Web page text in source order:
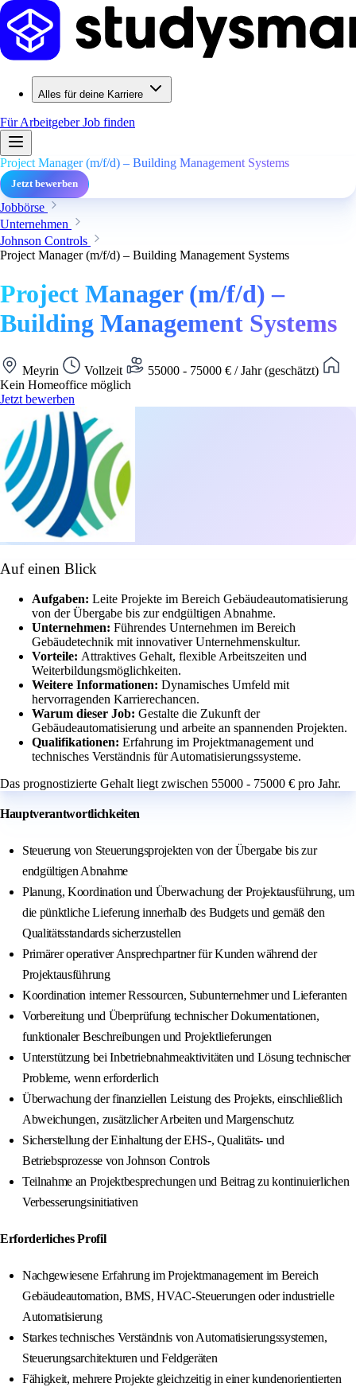
Alles für deine Karriere
Für ArbeitgeberJob finden
Project Manager (m/f/d) – Building Management Systems
Jetzt bewerben
Jobbörse
Unternehmen
Johnson Controls
Project Manager (m/f/d) – Building Management Systems
Project Manager (m/f/d) –
Building Management Systems
Meyrin Vollzeit
55000 - 75000 € / Jahr (geschätzt)
Kein Homeoffice möglich
Jetzt bewerben
Auf einen Blick
Aufgaben: Leite Projekte im Bereich Gebäudeautomatisierung
von der Übergabe bis zur endgültigen Abnahme.
Unternehmen: Führendes Unternehmen im Bereich
Gebäudetechnik mit innovativer Unternehmenskultur.
Vorteile: Attraktives Gehalt, flexible Arbeitszeiten und
Weiterbildungsmöglichkeiten.
Weitere Informationen: Dynamisches Umfeld mit
hervorragenden Karrierechancen.
Warum dieser Job: Gestalte die Zukunft der
Gebäudeautomatisierung und arbeite an spannenden Projekten.
Qualifikationen: Erfahrung im Projektmanagement und
technisches Verständnis für Automatisierungssysteme.
Das prognostizierte Gehalt liegt zwischen 55000 - 75000 € pro Jahr.
Hauptverantwortlichkeiten
Steuerung von Steuerungsprojekten von der Übergabe bis zur
endgültigen Abnahme
Planung, Koordination und Überwachung der Projektausführung, um
die pünktliche Lieferung innerhalb des Budgets und gemäß den
Qualitätsstandards sicherzustellen
Primärer operativer Ansprechpartner für Kunden während der
Projektausführung
Koordination interner Ressourcen, Subunternehmer und Lieferanten
Vorbereitung und Überprüfung technischer Dokumentationen,
funktionaler Beschreibungen und Projektlieferungen
Unterstützung bei Inbetriebnahmeaktivitäten und Lösung technischer
Probleme, wenn erforderlich
Überwachung der finanziellen Leistung des Projekts, einschließlich
Abweichungen, zusätzlicher Arbeiten und Margenschutz
Sicherstellung der Einhaltung der EHS-, Qualitäts- und
Betriebsprozesse von Johnson Controls
Teilnahme an Projektbesprechungen und Beitrag zu kontinuierlichen
Verbesserungsinitiativen
Erforderliches Profil
Nachgewiesene Erfahrung im Projektmanagement im Bereich
Gebäudeautomation, BMS, HVAC-Steuerungen oder industrielle
Automatisierung
Starkes technisches Verständnis von Automatisierungssystemen,
Steuerungsarchitekturen und Feldgeräten
Fähigkeit, mehrere Projekte gleichzeitig in einer kundenorientierten